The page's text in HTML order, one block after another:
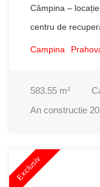
Câmpina –
centru de
Campina
583.55 m²
An constructie
Exclusiv